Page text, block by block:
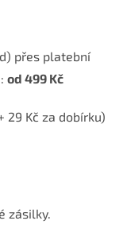
přes platební
od 499 Kč
29 Kč za dobírku)
zásilky.